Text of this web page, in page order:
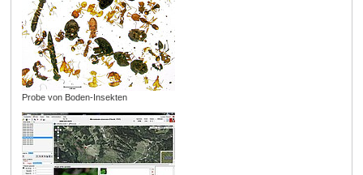
Probe von Boden-Insekten